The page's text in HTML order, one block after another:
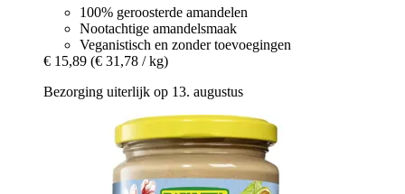
100% geroosterde amandelen
Nootachtige amandelsmaak
Veganistisch en zonder toevoegingen
€ 15,89 (€ 31,78 / kg)
Bezorging uiterlijk op 13. augustus